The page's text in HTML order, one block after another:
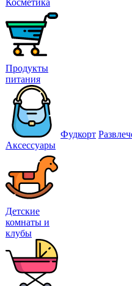
Косметика
Продукты
питания
Аксессуары
Детские
комнаты и
клубы
Фудкорт